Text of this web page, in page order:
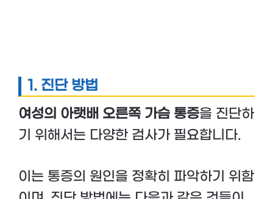
1. 진단 방법
여성의 아랫배 오른쪽 가슴 통증을 진단하
기 위해서는 다양한 검사가 필요합니다.
이는 통증의 원인을 정확히 파악하기 위함